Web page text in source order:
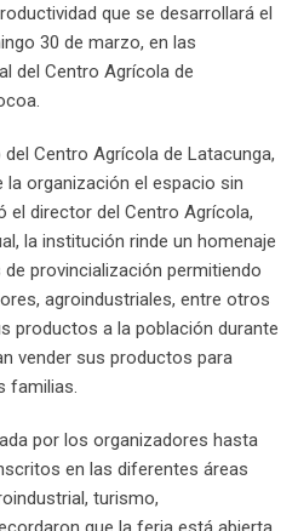
que se desarrollará el
30 de marzo, en las
del Centro Agrícola de
Centro Agrícola de Latacunga,
organización el espacio sin
director del Centro Agrícola,
la institución rinde un homenaje
provincialización permitiendo
agroindustriales, entre otros
productos a la población durante
vender sus productos para
familias.
por los organizadores hasta
en las diferentes áreas
turismo,